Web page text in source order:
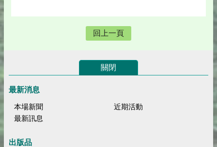
回上一頁
關閉
最新消息
本場新聞
近期活動
最新訊息
出版品